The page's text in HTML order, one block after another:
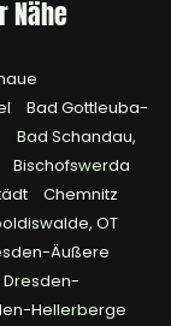
Nähe
Bad Gottleuba-
Bad Schandau,
Bischofswerda
Chemnitz
OT
Äußere
Dresden-
Hellerberge